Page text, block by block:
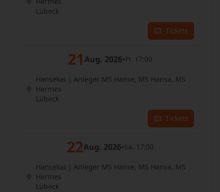
Lübeck
Tickets
21 Aug. 2026•Fr. 17:00
Hansekai | Anleger MS Hanse, MS Hansa, MS
Hermes
Lübeck
Tickets
22Aug. 2026•Sa. 17:00
Hansekai | Anleger MS Hanse, MS Hansa, MS
Hermes
Lübeck